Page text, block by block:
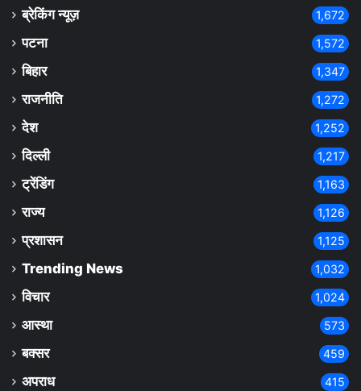
ब्रेकिंग न्यूज़ 1,672
पटना 1,572
बिहार 1,347
राजनीति 1,272
देश 1,252
दिल्ली 1,217
ट्रेंडिंग 1,163
राज्य 1,126
प्रशासन 1,125
Trending News 1,032
विचार 1,024
आस्था 573
बक्सर 459
अपराध 415